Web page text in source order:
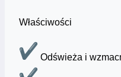
Właściwości
Odświeża i